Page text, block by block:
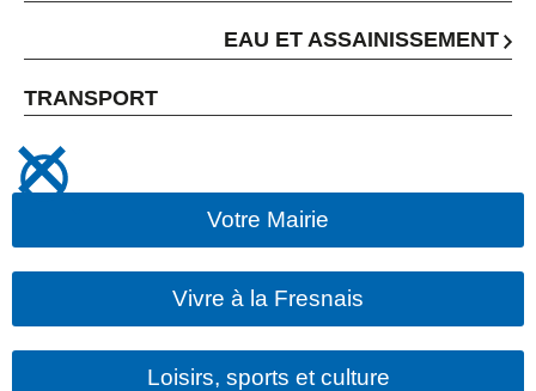
EAU ET ASSAINISSEMENT
TRANSPORT
Votre Mairie
Vivre à la Fresnais
Loisirs, sports et culture